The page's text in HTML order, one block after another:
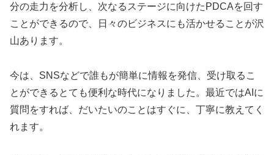
分の走力を分析し、次なるステージに向けたPDCAを回す
ことができるので、日々のビジネスにも活かせることが沢
山あります。
今は、SNSなどで誰もが簡単に情報を発信、受け取るこ
とができるとても便利な時代になりました。最近ではAIに
質問をすれば、だいたいのことはすぐに、丁寧に教えてく
れます。